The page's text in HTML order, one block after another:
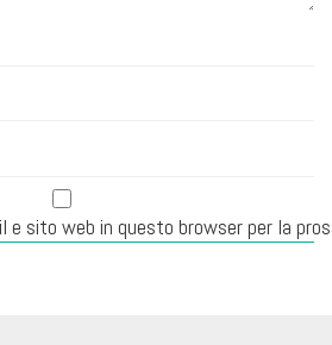
e sito web in questo browser per la